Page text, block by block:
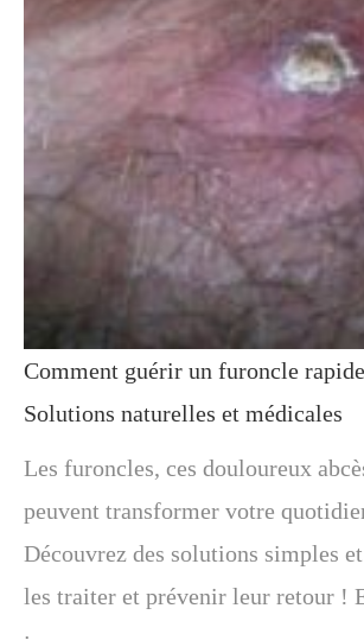
Comment guérir un furoncle
Solutions naturelles et médicales
Les furoncles, ces douloureux
peuvent transformer votre
Découvrez des solutions simples
les traiter et prévenir leur retour !